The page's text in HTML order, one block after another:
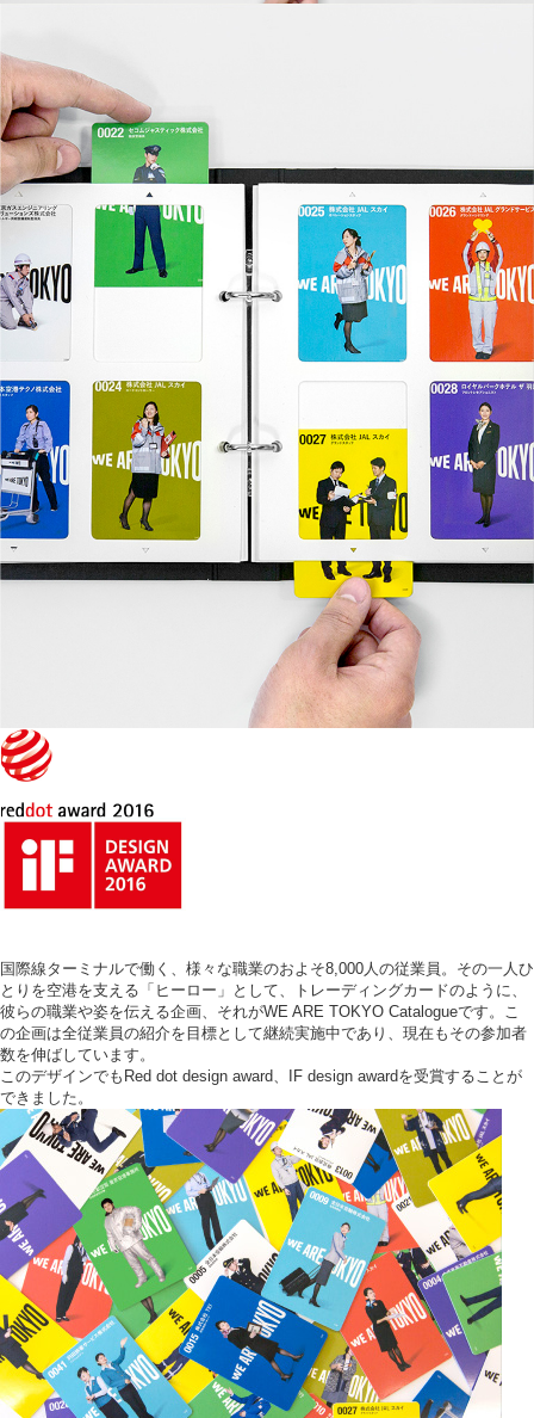
国際線ターミナルで働く、様々な職業のおよそ8,000人の従業員。その一人ひ
とりを空港を支える「ヒーロー」として、トレーディングカードのように、
彼らの職業や姿を伝える企画、それがWE ARE TOKYO Catalogueです。こ
の企画は全従業員の紹介を目標として継続実施中であり、現在もその参加者
数を伸ばしています。
このデザインでもRed dot design award、IF design awardを受賞することが
できました。